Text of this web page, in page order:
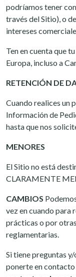
podríamos tener
través del Sitio), o
intereses
Ten en cuenta que
Europa, incluso a
RETENCIÓN DE
Cuando realices un
Información de
hasta que nos
MENORES
El Sitio no está
CLARAMENTE
CAMBIOS
vez en cuando para
prácticas o por
reglamentarias.
Si tiene preguntas
ponerte en